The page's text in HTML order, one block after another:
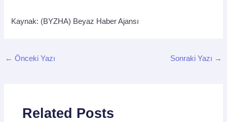
Kaynak: (BYZHA) Beyaz Haber Ajansı
← Önceki Yazı Sonraki Yazı →
Related Posts